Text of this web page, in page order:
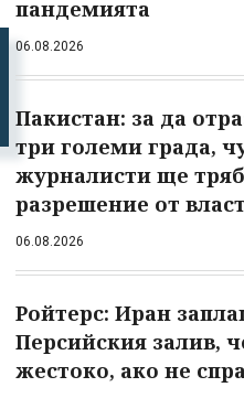
пандемията
06.08.2026
Пакистан: за да
три големи града,
журналисти ще
разрешение от
06.08.2026
Ройтерс: Иран
Персийския залив,
жестоко, ако не